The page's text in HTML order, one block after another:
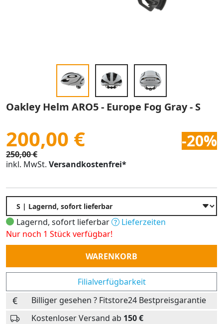
Oakley Helm ARO5 - Europe Fog Gray - S
200,00 € -20%
250,00 €
inkl. MwSt. Versandkostenfrei*
Lagernd, sofort lieferbar
Lieferzeiten
Nur noch 1 Stück verfügbar!
Anzahl
WARENKORB
Filialverfügbarkeit
Billiger gesehen ? Fitstore24 Bestpreisgarantie
Kostenloser Versand ab 150 €